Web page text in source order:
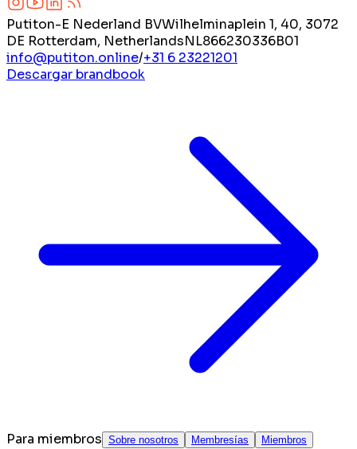
Putiton-E Nederland BVWilhelminaplein 1, 40, 3072
DE Rotterdam, NetherlandsNL866230336B01
info@putiton.online/+31 6 23221201
Descargar brandbook
Para miembros Sobre nosotros Membresías
Miembros